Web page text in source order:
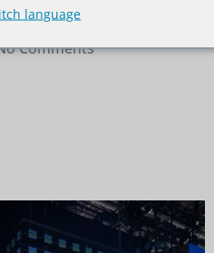
Comments
language